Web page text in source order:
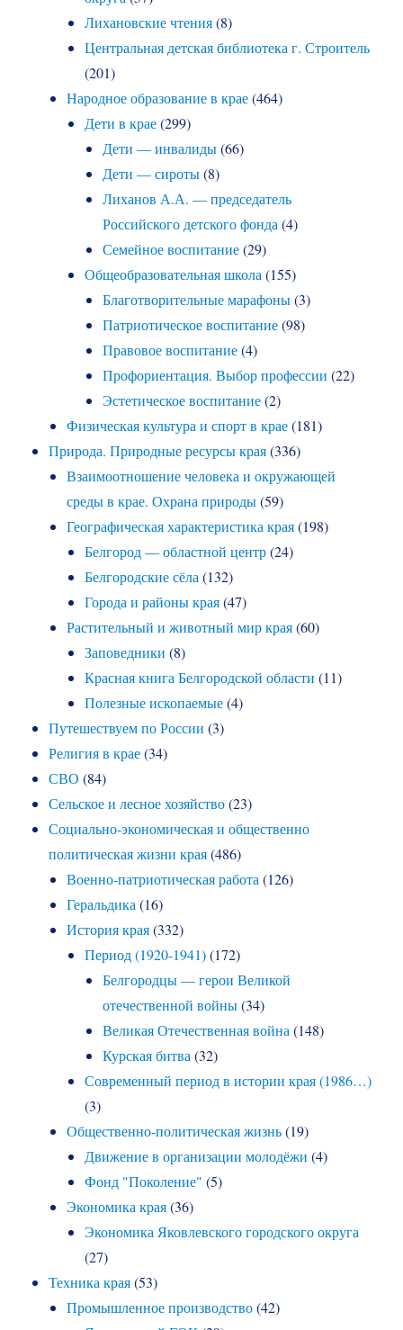
Лихановские чтения(8)
Центральная детская библиотека г. Строитель
(201)
Народное образование в крае(464)
Дети в крае(299)
Дети — инвалиды(66)
Дети — сироты(8)
Лиханов А.А. — председатель
Российского детского фонда (4)
Семейное воспитание(29)
Общеобразовательная школа (155)
Благотворительные марафоны(3)
Патриотическое воспитание(98)
Правовое воспитание(4)
Профориентация. Выбор профессии (22)
Эстетическое воспитание(2)
Физическая культура и спорт в крае(181)
Природа. Природные ресурсы края(336)
Взаимоотношение человека и окружающей
среды в крае. Охрана природы(59)
Географическая характеристика края(198)
Белгород — областной центр(24)
Белгородские сёла (132)
Города и районы края(47)
Растительный и животный мир края(60)
Заповедники (8)
Красная книга Белгородской области (11)
Полезные ископаемые(4)
Путешествуем по России (3)
Религия в крае(34)
СВО (84)
Сельское и лесное хозяйство(23)
Социально-экономическая и общественно
политическая жизни края(486)
Военно-патриотическая работа (126)
Геральдика (16)
История края(332)
Период (1920-1941)(172)
Белгородцы — герои Великой
отечественной войны(34)
Великая Отечественная война (148)
Курская битва (32)
Современный период в истории края (1986…)
(3)
Общественно-политическая жизнь(19)
Движение в организации молодёжи (4)
Фонд "Поколение" (5)
Экономика края(36)
Экономика Яковлевского городского округа
(27)
Техника края(53)
Промышленное производство(42)